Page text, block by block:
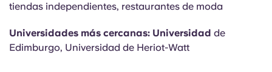
tiendas independientes, restaurantes de moda
Universidades más cercanas: Universidad de
Edimburgo, Universidad de Heriot-Watt